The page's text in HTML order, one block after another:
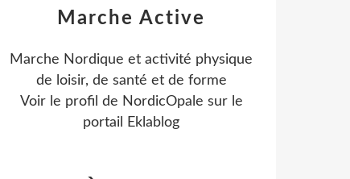
Marche Active
Marche Nordique et activité physique
de loisir, de santé et de forme
Voir le profil de NordicOpale sur le
portail Eklablog